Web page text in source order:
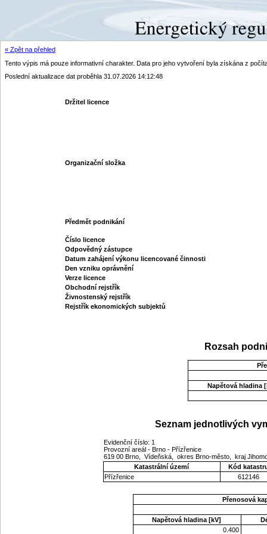
« Zpět na přehled
Tento výpis má pouze informativní charakter. Data pro jeho vytvoření byla získána z
Poslední aktualizace dat proběhla 31.07.2026 14:12:48
Držitel licence
Organizační složka
Předmět podnikání
Číslo licence
Odpovědný zástupce
Datum zahájení výkonu licencované činnosti
Den vzniku oprávnění
Verze licence
Obchodní rejstřík
Živnostenský rejstřík
Rejstřík ekonomických subjektů
Rozsah
Napětová hladina
Seznam jednotlivých
Evidenční číslo: 1
Provozní areál - Brno - Přízřenice
619 00 Brno, Vídeňská, okres Brno-město, kraj
Katastrální území
Kód
Přízřenice
612146
Přenosová
Napětová hladina [kV]
0.400